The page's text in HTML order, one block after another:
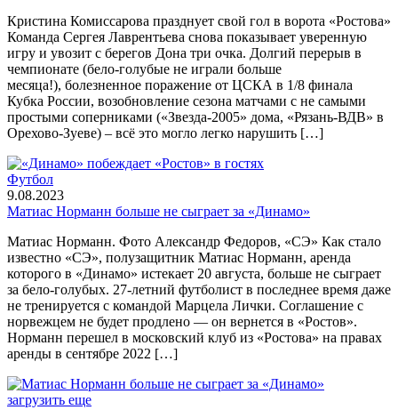
Кристина Комиссарова празднует свой гол в ворота «Ростова»
Команда Сергея Лаврентьева снова показывает уверенную
игру и увозит с берегов Дона три очка. Долгий перерыв в
чемпионате (бело-голубые не играли больше
месяца!), болезненное поражение от ЦСКА в 1/8 финала
Кубка России, возобновление сезона матчами с не самыми
простыми соперниками («Звезда-2005» дома, «Рязань-ВДВ» в
Орехово-Зуеве) – всё это могло легко нарушить […]
Футбол
9.08.2023
Матиас Норманн больше не сыграет за «Динамо»
Матиас Норманн. Фото Александр Федоров, «СЭ» Как стало
известно «СЭ», полузащитник Матиас Норманн, аренда
которого в «Динамо» истекает 20 августа, больше не сыграет
за бело-голубых. 27-летний футболист в последнее время даже
не тренируется с командой Марцела Лички. Соглашение с
норвежцем не будет продлено — он вернется в «Ростов».
Норманн перешел в московский клуб из «Ростова» на правах
аренды в сентябре 2022 […]
загрузить еще